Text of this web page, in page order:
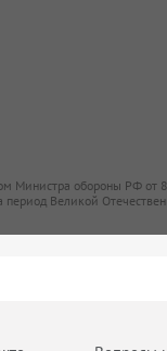
Министра обороны РФ
Великой